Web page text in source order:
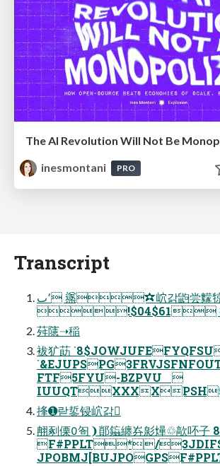
inesmontani
PRO
Transcript
٬ٮ 鿪✫岤갉鼩尝䵆㹁㌨
!$04$61
荈䧮➝稲
袚犷莇
FTF5FYU-BZPVU 
捀➊랃銴锓岤갉
䎃剢傈匌❩䣔䥰纏㞣㣐㷸♲歊吥⼦
F#PPLT*/